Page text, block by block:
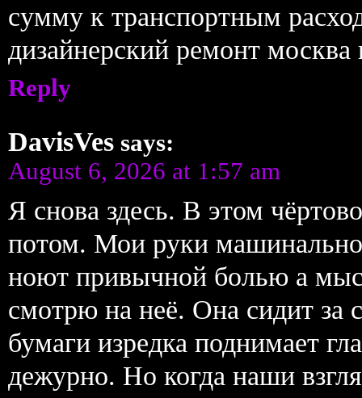
сумму к транспортным
дизайнерский ремонт москва
Reply
DavisVes says:
August 6, 2026 at 1:57 am
Я снова здесь. В этом
потом. Мои руки
ноют привычной болью а
смотрю на неё. Она сидит за
бумаги изредка поднимает
дежурно. Но когда наши